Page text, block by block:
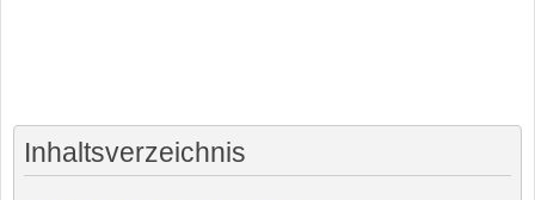
Inhaltsverzeichnis